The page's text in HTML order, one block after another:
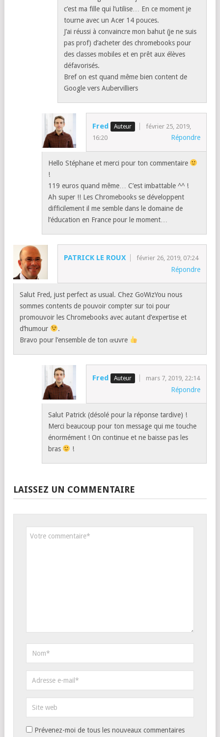
c’est ma fille qui l’utilise… En ce moment je
tourne avec un Acer 14 pouces.
J’ai réussi à convaincre mon bahut (je ne suis
pas prof) d’acheter des chromebooks pour
des classes mobiles et en prêt aux élèves
défavorisés.
Bref on est quand même bien content de
Google vers Aubervilliers
Fred
février 25, 2019,
16:20
Répondre
Hello Stéphane et merci pour ton commentaire
!
119 euros quand même… C’est imbattable ^^ !
Ah super !! Les Chromebooks se développent
difficilement il me semble dans le domaine de
l’éducation en France pour le moment…
PATRICK LE ROUX février 26, 2019, 07:24
Répondre
Salut Fred, just perfect as usual. Chez GoWizYou nous
sommes contents de pouvoir compter sur toi pour
promouvoir les Chromebooks avec autant d’expertise et
d’humour
.
Bravo pour l’ensemble de ton œuvre
Fred mars 7, 2019, 22:14
Répondre
Salut Patrick (désolé pour la réponse tardive) !
Merci beaucoup pour ton message qui me touche
énormément ! On continue et ne baisse pas les
bras
!
LAISSEZ UN COMMENTAIRE
Prévenez-moi de tous les nouveaux commentaires